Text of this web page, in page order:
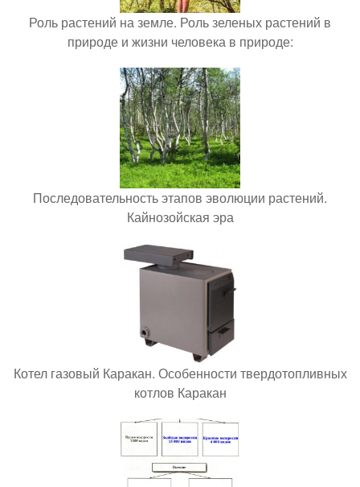
Роль растений на земле. Роль зеленых растений в
природе и жизни человека в природе:
Последовательность этапов эволюции растений.
Кайнозойская эра
Котел газовый Каракан. Особенности твердотопливных
котлов Каракан